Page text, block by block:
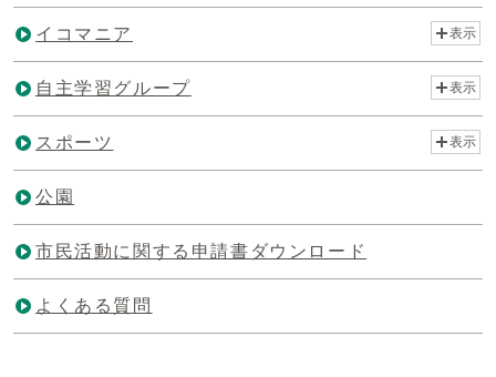
イコマニア 表示
自主学習グループ 表示
スポーツ 表示
公園
市民活動に関する申請書ダウンロード
よくある質問